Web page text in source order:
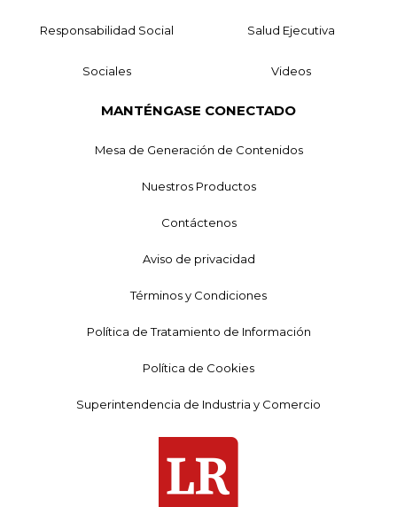
Responsabilidad Social Salud Ejecutiva
Sociales Videos
MANTÉNGASE CONECTADO
Mesa de Generación de Contenidos
Nuestros Productos
Contáctenos
Aviso de privacidad
Términos y Condiciones
Política de Tratamiento de Información
Política de Cookies
Superintendencia de Industria y Comercio